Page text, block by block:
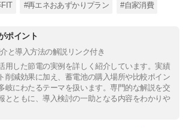
FIT #再エネおあずかりプラン #自家消費
ポイント
と導入方法の解説リンク付き
用した節電の実例を詳しく紹介しています。実績
削減効果に加え、蓄電池の購入場所や比較ポイン
岐にわたるテーマを扱います。専門的な解説を交
とともに、導入検討の一助となる内容をわかりや